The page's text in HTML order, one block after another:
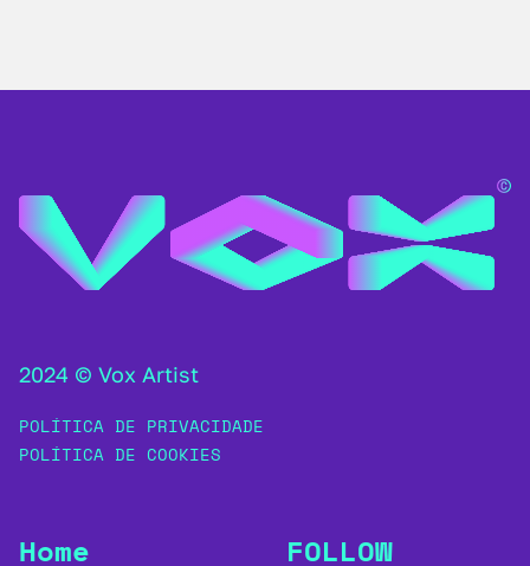
2024 © Vox Artist
POLÍTICA DE PRIVACIDADE
POLÍTICA DE COOKIES
Home FOLLOW